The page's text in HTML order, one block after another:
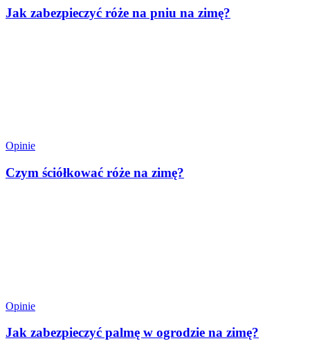
Jak zabezpieczyć róże na pniu na zimę?
Opinie
Czym ściółkować róże na zimę?
Opinie
Jak zabezpieczyć palmę w ogrodzie na zimę?